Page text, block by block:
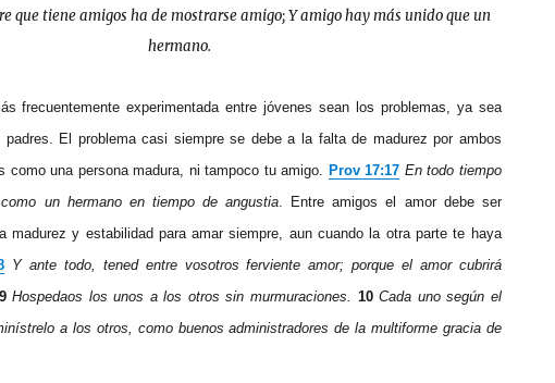
que tiene amigos ha de mostrarse amigo; Y amigo hay más unido que un
hermano.
frecuentemente experimentada entre jóvenes sean los problemas, ya sea
El problema casi siempre se debe a la falta de madurez por ambos
como una persona madura, ni tampoco tu amigo.
Prov 17:17 En todo tiempo
un hermano en tiempo de angustia . Entre amigos el amor debe ser
madurez y estabilidad para amar siempre, aun cuando la otra parte te haya
Y ante todo, tened entre vosotros ferviente amor; porque el amor cubrirá
9 Hospedaos los unos a los otros sin murmuraciones. 10 Cada uno según el
a los otros, como buenos administradores de la multiforme gracia de